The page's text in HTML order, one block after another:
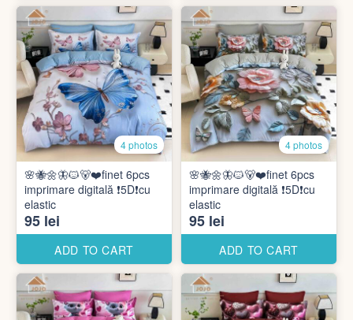
4 photos
🌸🐝🌼🦋🐱🐻❤️finet 6pcs
imprimare digitală ❗️5D❗️cu
elastic
95 lei
ADD TO CART
4 photos
🌸🐝🌼🦋🐱🐻❤️finet 6pcs
imprimare digitală ❗️5D❗️cu
elastic
95 lei
ADD TO CART